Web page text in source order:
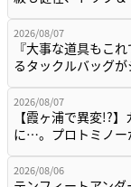
2026/08/07
『大事な道具もこ
るタックルバッグ
2026/08/07
【霞ヶ浦で異変!?
に…。プロトミノ
2026/08/06